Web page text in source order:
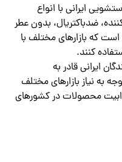
ایرانی با انواع
ضدباکتریال، بدون عطر
است که بازارهای مختلف با
کنند.
ایرانی قادر به
به نیاز بازارهای مختلف
محصولات در کشورهای